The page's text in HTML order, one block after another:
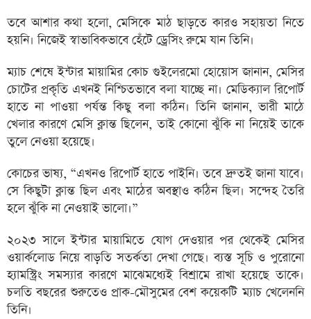
তবে আশার কথা হলো, মেসিকে মাঠ ছাড়তে কারও সহায়তা নিতে
হয়নি। নিজেই স্বাভাবিকভাবে হেঁটে ড্রেসিং রুমে যান তিনি।
ম্যাচ শেষে ইন্টার মায়ামির কোচ গুইলেরমো হোয়োস জানান, মেসির
চোটের প্রকৃতি এখনই নিশ্চিতভাবে বলা যাচ্ছে না। মেডিক্যাল রিপোর্ট
হাতে না পাওয়া পর্যন্ত কিছু বলা কঠিন। তিনি জানান, ভারী মাঠে
খেলার কারণে মেসি ক্লান্ত ছিলেন, তাই কোনো ঝুঁকি না নিয়েই তাকে
তুলে নেওয়া হয়েছে।
কোচের ভাষ্য, “এখনও রিপোর্ট হাতে পাইনি। তবে দ্রুতই জানা যাবে।
সে কিছুটা ক্লান্ত ছিল এবং মাঠের অবস্থাও কঠিন ছিল। সন্দেহ তৈরি
হলে ঝুঁকি না নেওয়াই ভালো।”
২০২৩ সালে ইন্টার মায়ামিতে যোগ দেওয়ার পর থেকেই মেসির
ওয়ার্কলোড নিয়ে বাড়তি সতর্কতা দেখা গেছে। ব্যস্ত সূচি ও পুরোনো
হ্যামস্ট্রিং সমস্যার কারণে মাঝেমধ্যেই বিশ্রামে রাখা হয়েছে তাকে।
চলতি বছরের শুরুতেও প্রাক-মৌসুমের বেশ কয়েকটি ম্যাচ খেলেননি
তিনি।